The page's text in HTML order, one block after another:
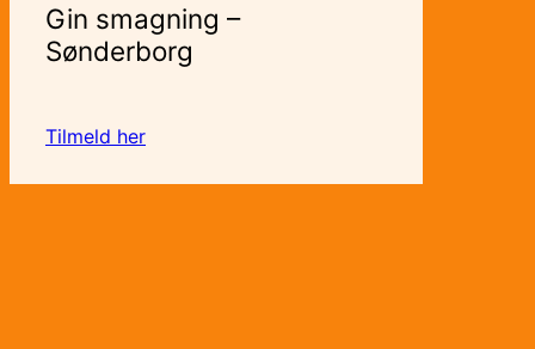
Gin smagning –
Sønderborg
Tilmeld her